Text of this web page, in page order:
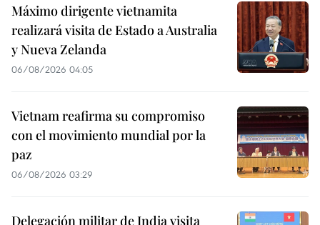
Máximo dirigente vietnamita
realizará visita de Estado a Australia
y Nueva Zelanda
06/08/2026 04:05
Vietnam reafirma su compromiso
con el movimiento mundial por la
paz
06/08/2026 03:29
Delegación militar de India visita